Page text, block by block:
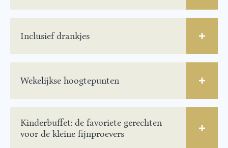
Inclusief drankjes
Wekelijkse hoogtepunten
Kinderbuffet: de favoriete gerechten
voor de kleine fijnproevers